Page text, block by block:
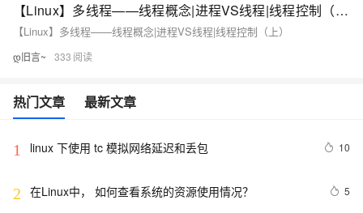
【Linux】多线程——线程概念|进程VS线程|线程控制（上）
【Linux】多线程——线程概念|进程VS线程|线程控制（上）
დ旧言~ 333
热门文章 最新文章
1 linux 下使用 tc 模拟网络延迟和丢包 10
2 在Linux中， 如何查看系统的资源使用情况？ 5